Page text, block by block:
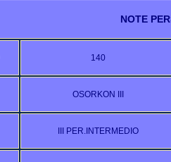
NOTE
140
OSORKON III
III PER.INTERMEDIO